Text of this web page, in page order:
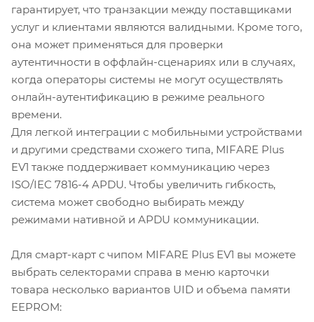
гарантирует, что транзакции между поставщиками
услуг и клиентами являются валидными. Кроме того,
она может применяться для проверки
аутентичности в оффлайн-сценариях или в случаях,
когда операторы системы не могут осуществлять
онлайн-аутентификацию в режиме реального
времени.
Для легкой интеграции с мобильными устройствами
и другими средствами схожего типа, MIFARE Plus
EV1 также поддерживает коммуникацию через
ISO/IEC 7816-4 APDU. Чтобы увеличить гибкость,
система может свободно выбирать между
режимами нативной и APDU коммуникации.
Для смарт-карт с чипом MIFARE Plus EV1 вы можете
выбрать селекторами справа в меню карточки
товара несколько вариантов UID и объема памяти
EEPROM: